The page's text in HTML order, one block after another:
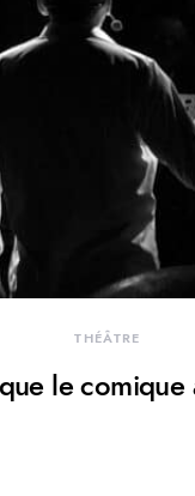
THÉÂTRE
le